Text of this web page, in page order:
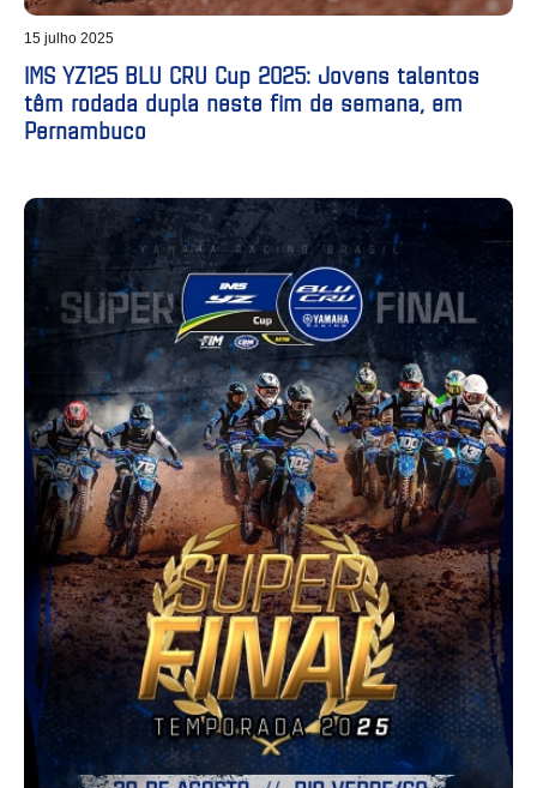
15 julho 2025
IMS YZ125 BLU CRU Cup 2025: Jovens talentos
têm rodada dupla neste fim de semana, em
Pernambuco